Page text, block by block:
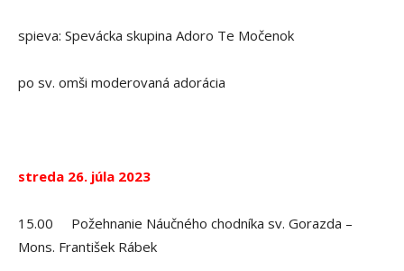
spieva: Spevácka skupina Adoro Te Močenok
po sv. omši moderovaná adorácia
streda 26. júla 2023
15.00 Požehnanie Náučného chodníka sv. Gorazda –
Mons. František Rábek